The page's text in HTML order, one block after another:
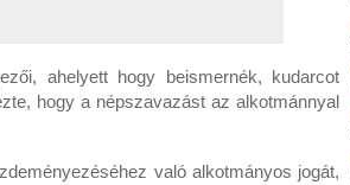
ahelyett hogy beismernék, kudarcot
hogy a népszavazást az alkotmánnyal
való alkotmányos jogát,